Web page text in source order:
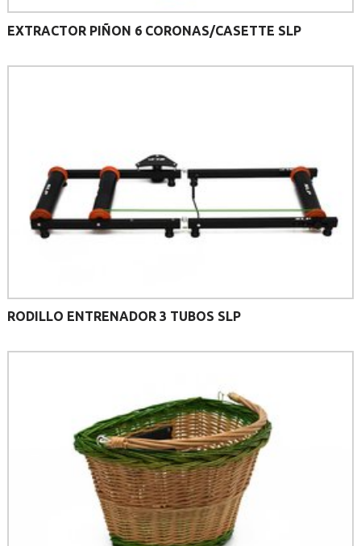
EXTRACTOR PIÑON 6 CORONAS/CASETTE SLP
RODILLO ENTRENADOR 3 TUBOS SLP